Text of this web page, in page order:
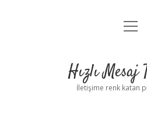
Anasayfa
Yasal
Hızlı Mesaj
İletişime renk katan